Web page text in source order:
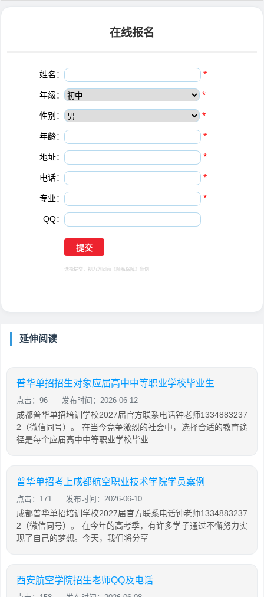
在线报名
姓名： *
年级： *
性别： *
年龄： *
地址： *
电话： *
专业： *
QQ：
选择提交，视为您同意 《隐私保障》 条例
延伸阅读
普华单招招生对象应届高中中等职业学校毕业生
点击：96 发布时间：2026-06-12
成都普华单招培训学校2027届官方联系电话钟老师1334883237
2（微信同号）。 在当今竞争激烈的社会中，选择合适的教育途
径是每个应届高中中等职业学校毕业
普华单招考上成都航空职业技术学院学员案例
点击：171 发布时间：2026-06-10
成都普华单招培训学校2027届官方联系电话钟老师1334883237
2（微信同号）。 在今年的高考季，有许多学子通过不懈努力实
现了自己的梦想。今天，我们将分享
西安航空学院招生老师QQ及电话